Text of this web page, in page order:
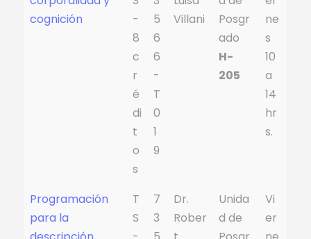
cognición
-
8
c
r
é
di
t
o
s
5
6
6
-
T
0
1
9
Villani
Posgr
ado
H-
205
ne
s
10
a
14
hr
s.
Programación
para la
T
S
7
3
Dr.
Rober
Unida
d de
Vi
er